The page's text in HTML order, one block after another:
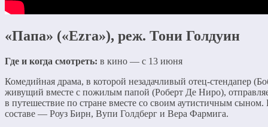
«Папа» («Ezra»), реж. Тони Голдуин
Где и когда смотреть: в кино — с 13 июня
Комедийная драма, в которой незадачливый отец-стендапер
живущий вместе с пожилым папой (Роберт Де Ниро),
в путешествие по стране вместе со своим аутистичным сыном.
составе — Роуз Бирн, Вупи Голдберг и Вера Фармига.